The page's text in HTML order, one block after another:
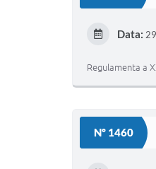
Data:
Regulamenta a
Nº 1460